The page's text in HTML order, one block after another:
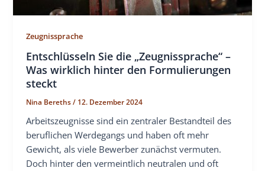
Zeugnissprache
Entschlüsseln Sie die „Zeugnissprache“ –
Was wirklich hinter den Formulierungen
steckt
Nina Bereths/ 12. Dezember 2024
Arbeitszeugnisse sind ein zentraler Bestandteil des
beruflichen Werdegangs und haben oft mehr
Gewicht, als viele Bewerber zunächst vermuten.
Doch hinter den vermeintlich neutralen und oft